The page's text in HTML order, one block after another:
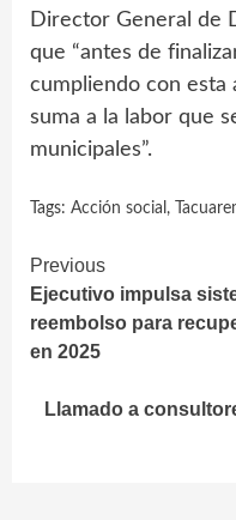
Director General de
que “antes de
cumpliendo con esta
suma a la labor que
municipales”.
Tags: Acción social ,
Continue
Reading
Previous
Ejecutivo impulsa
reembolso para
en 2025
Llamado a